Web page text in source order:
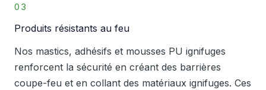
03
Produits résistants au feu
Nos mastics, adhésifs et mousses PU ignifuges
renforcent la sécurité en créant des barrières
coupe-feu et en collant des matériaux ignifuges. Ces